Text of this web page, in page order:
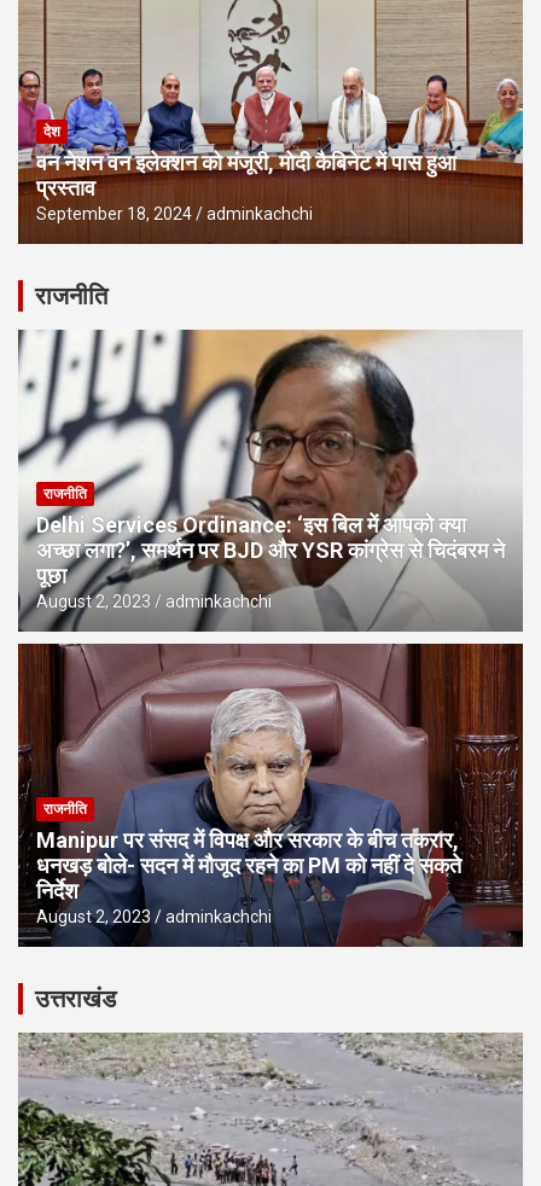
देश
वन नेशन वन इलेक्शन को मंजूरी, मोदी कैबिनेट में पास हुआ
प्रस्ताव
September 18, 2024 adminkachchi
राजनीति
राजनीति
Delhi Services Ordinance: ‘इस बिल में आपको क्या
अच्छा लगा?’, समर्थन पर BJD और YSR कांग्रेस से चिदंबरम ने
पूछा
August 2, 2023 adminkachchi
राजनीति
Manipur पर संसद में विपक्ष और सरकार के बीच तकरार,
धनखड़ बोले- सदन में मौजूद रहने का PM को नहीं दे सकते
निर्देश
August 2, 2023 adminkachchi
उत्तराखंड